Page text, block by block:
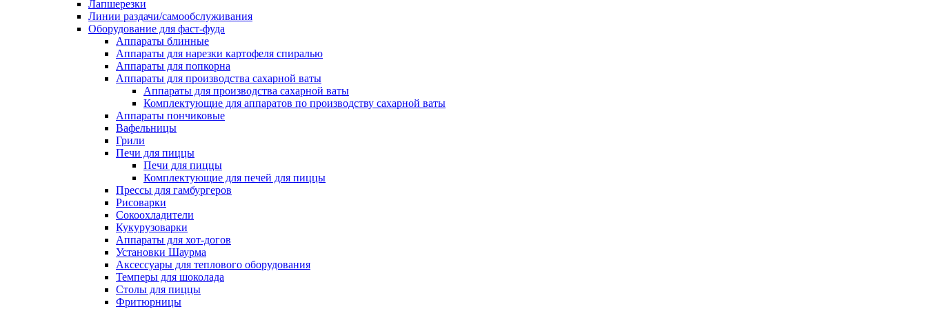
Лапшерезки
Линии раздачи/самообслуживания
Оборудование для фаст-фуда
Аппараты блинные
Аппараты для нарезки картофеля спиралью
Аппараты для попкорна
Аппараты для производства сахарной ваты
Аппараты для производства сахарной ваты
Комплектующие для аппаратов по производству сахарной ваты
Аппараты пончиковые
Вафельницы
Грили
Печи для пиццы
Печи для пиццы
Комплектующие для печей для пиццы
Прессы для гамбургеров
Рисоварки
Сокоохладители
Кукурузоварки
Аппараты для хот-догов
Установки Шаурма
Аксессуары для теплового оборудования
Темперы для шоколада
Столы для пиццы
Фритюрницы